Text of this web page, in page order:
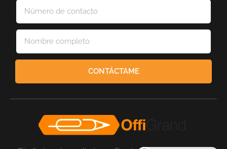
CONTÁCTAME